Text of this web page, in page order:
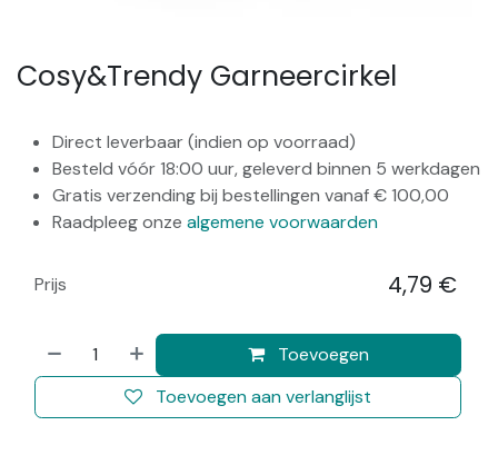
Cosy&Trendy Garneercirkel
Direct leverbaar (indien op voorraad)
Besteld vóór 18:00 uur, geleverd binnen 5 werkdagen
Gratis verzending bij bestellingen vanaf € 100,00
Raadpleeg onze algemene voorwaarden
Toevoegen
Toevoegen aan verlanglijst
Prijs 4,79 €